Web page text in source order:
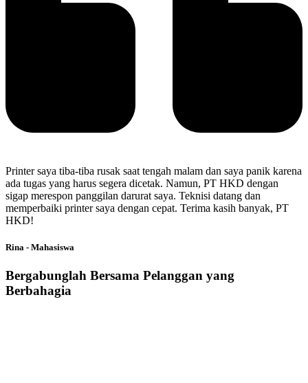
Printer saya tiba-tiba rusak saat tengah malam dan saya panik karena
ada tugas yang harus segera dicetak. Namun, PT HKD dengan
sigap merespon panggilan darurat saya. Teknisi datang dan
memperbaiki printer saya dengan cepat. Terima kasih banyak, PT
HKD!
Rina - Mahasiswa
Bergabunglah Bersama Pelanggan yang
Berbahagia